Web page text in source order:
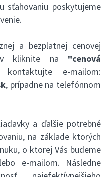
sťahovaniu poskytujeme
a bezplatnej cenovej
kliknite na "cenová
e-mailom:
, prípadne na telefónnom
a ďalšie potrebné
na základe ktorých
o ktorej Vás budeme
e-mailom. Následne